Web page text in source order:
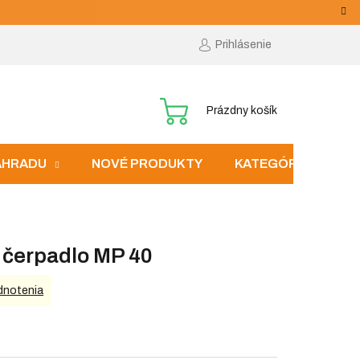
Prihlásenie
NÁKUPNÝ
Prázdny košík
NOVÉ PRODUKTY KATEGÓRIE
MP 40